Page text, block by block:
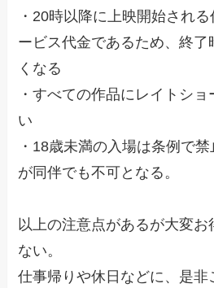
・20時以降に上映開始され
ービス代金であるため、終了
くなる
・すべての作品にレイトシ
い
・18歳未満の入場は条例で
が同伴でも不可となる。
以上の注意点があるが大変
ない。
仕事帰りや休日などに、是非